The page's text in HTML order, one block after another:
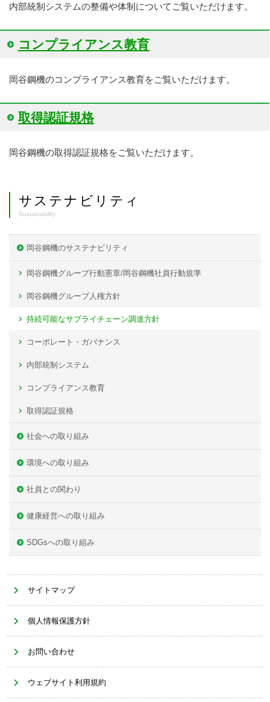
内部統制システムの整備や体制についてご覧いただけます。
コンプライアンス教育
岡谷鋼機のコンプライアンス教育をご覧いただけます。
取得認証規格
岡谷鋼機の取得認証規格をご覧いただけます。
サステナビリティ
Sustainability
岡谷鋼機のサステナビリティ
岡谷鋼機グループ行動憲章/岡谷鋼機社員行動規準
岡谷鋼機グループ人権方針
持続可能なサプライチェーン調達方針
コーポレート・ガバナンス
内部統制システム
コンプライアンス教育
取得認証規格
社会への取り組み
環境への取り組み
社員との関わり
健康経営への取り組み
SDGsへの取り組み
サイトマップ
個人情報保護方針
お問い合わせ
ウェブサイト利用規約